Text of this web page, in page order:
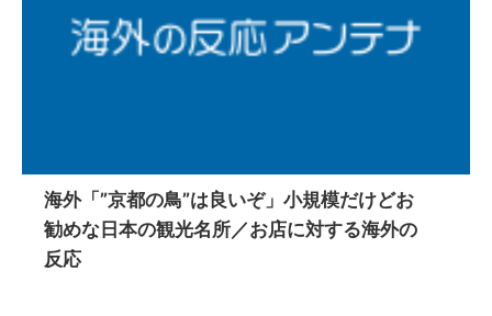
海外「”京都の鳥”は良いぞ」小規模だけどお
勧めな日本の観光名所／お店に対する海外の
反応